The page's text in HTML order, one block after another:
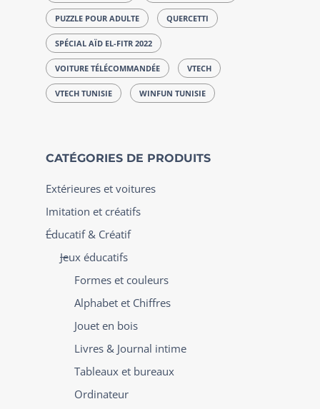
PUZZLE POUR ADULTE QUERCETTI
SPÉCIAL AÏD EL-FITR 2022
VOITURE TÉLÉCOMMANDÉE VTECH
VTECH TUNISIE WINFUN TUNISIE
CATÉGORIES DE PRODUITS
Extérieures et voitures
Imitation et créatifs
Éducatif & Créatif
Jeux éducatifs
Formes et couleurs
Alphabet et Chiffres
Jouet en bois
Livres & Journal intime
Tableaux et bureaux
Ordinateur